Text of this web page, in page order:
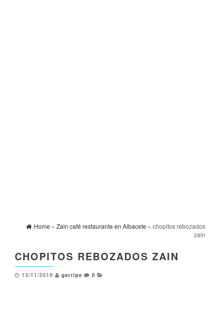
Home » Zain café restaurante en Albacete » chopitos rebozados
zain
CHOPITOS REBOZADOS ZAIN
13/11/2019 garripo 0